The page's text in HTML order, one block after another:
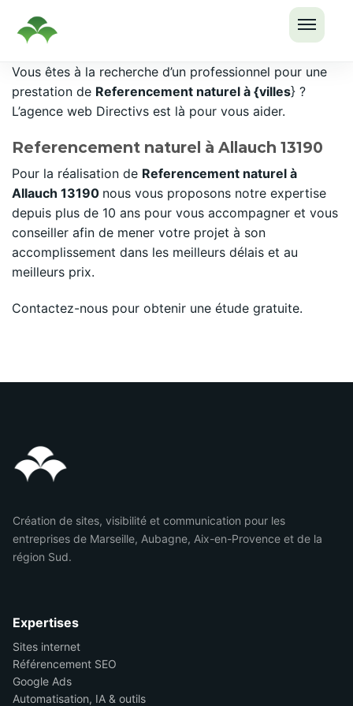
LE
Passer
au
contenu
Vous êtes à la recherche d’un professionnel pour une
prestation de Referencement naturel à {villes} ?
L’agence web Directivs est là pour vous aider.
Referencement naturel à Allauch 13190
Pour la réalisation de Referencement naturel à
Allauch 13190 nous vous proposons notre expertise
depuis plus de 10 ans pour vous accompagner et vous
conseiller afin de mener votre projet à son
accomplissement dans les meilleurs délais et au
meilleurs prix.
Contactez-nous pour obtenir une étude gratuite.
Création de sites, visibilité et communication pour les
entreprises de Marseille, Aubagne, Aix-en-Provence et de la
région Sud.
Expertises
Sites internet
Référencement SEO
Google Ads
Automatisation, IA & outils